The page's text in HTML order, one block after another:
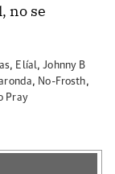
no se
, Elíal ,Johnny B
, No-Frosth,
Pray